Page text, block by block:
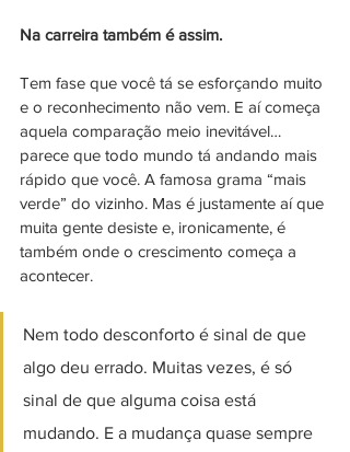
Na carreira também é assim.
Tem fase que você tá se esforçando muito
e o reconhecimento não vem. E aí começa
aquela comparação meio inevitável…
parece que todo mundo tá andando mais
rápido que você. A famosa grama “mais
verde” do vizinho. Mas é justamente aí que
muita gente desiste e, ironicamente, é
também onde o crescimento começa a
acontecer.
Nem todo desconforto é sinal de que
algo deu errado. Muitas vezes, é só
sinal de que alguma coisa está
mudando. E a mudança quase sempre